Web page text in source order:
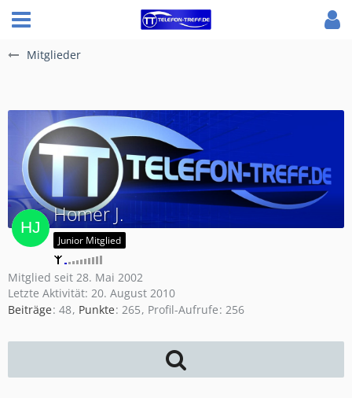
Mitglieder
Homer J.
Junior Mitglied
Mitglied seit 28. Mai 2002
Letzte Aktivität: 20. August 2010
Beiträge 48 Punkte 265 Profil-Aufrufe 256